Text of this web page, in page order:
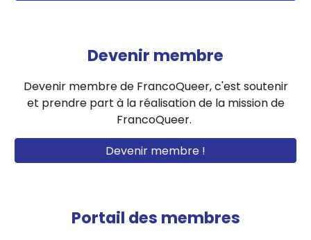
Devenir membre
Devenir membre de FrancoQueer, c'est soutenir
et prendre part à la réalisation de la mission de
FrancoQueer.
Devenir membre !
Portail des membres